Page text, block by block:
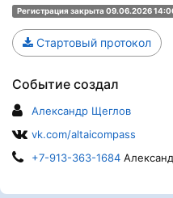
Регистрация закрыта 09.06.2026
Стартовый протокол
Событие создал
Александр Щеглов
vk.com/altaicompass
+7-913-363-1684